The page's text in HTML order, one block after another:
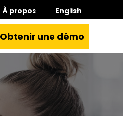
À propos English
Obtenir une démo